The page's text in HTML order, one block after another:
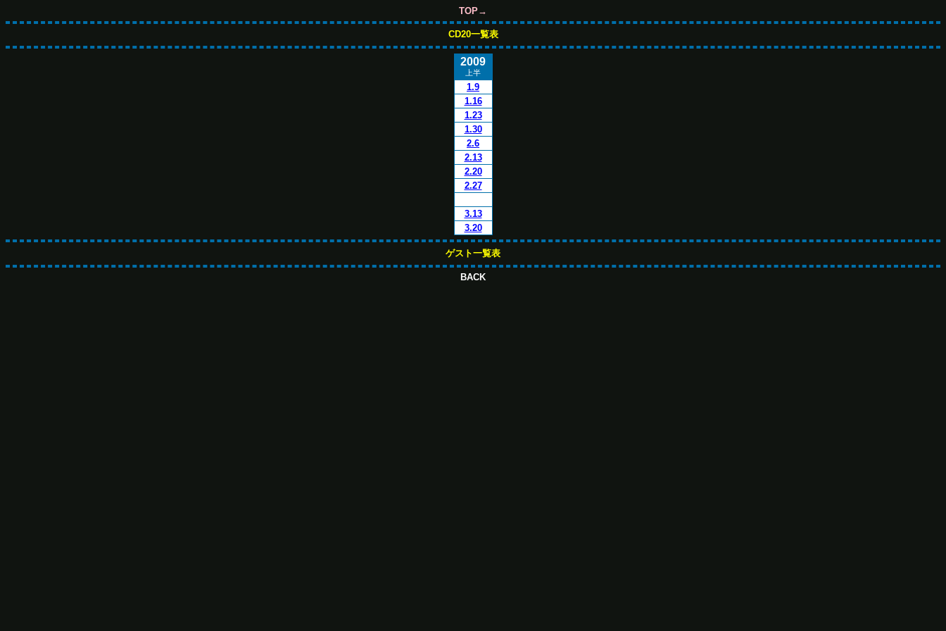
TOP→
CD20一覧表
2009
上半
1.9
1.16
1.23
1.30
2.6
2.13
2.20
2.27
3.13
3.20
ゲスト一覧表
BACK